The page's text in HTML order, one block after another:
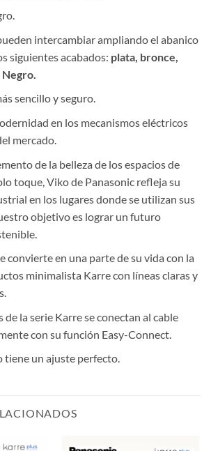
intercambiar ampliando el abanico
siguientes acabados: plata, bronce,
sencillo y seguro.
en los mecanismos eléctricos
mercado.
de la belleza de los espacios de
toque, Viko de Panasonic refleja su
en los lugares donde se utilizan sus
objetivo es lograr un futuro
convierte en una parte de su vida con la
minimalista Karre con líneas claras y
de la serie Karre se conectan al cable
con su función Easy-Connect.
tiene un ajuste perfecto.